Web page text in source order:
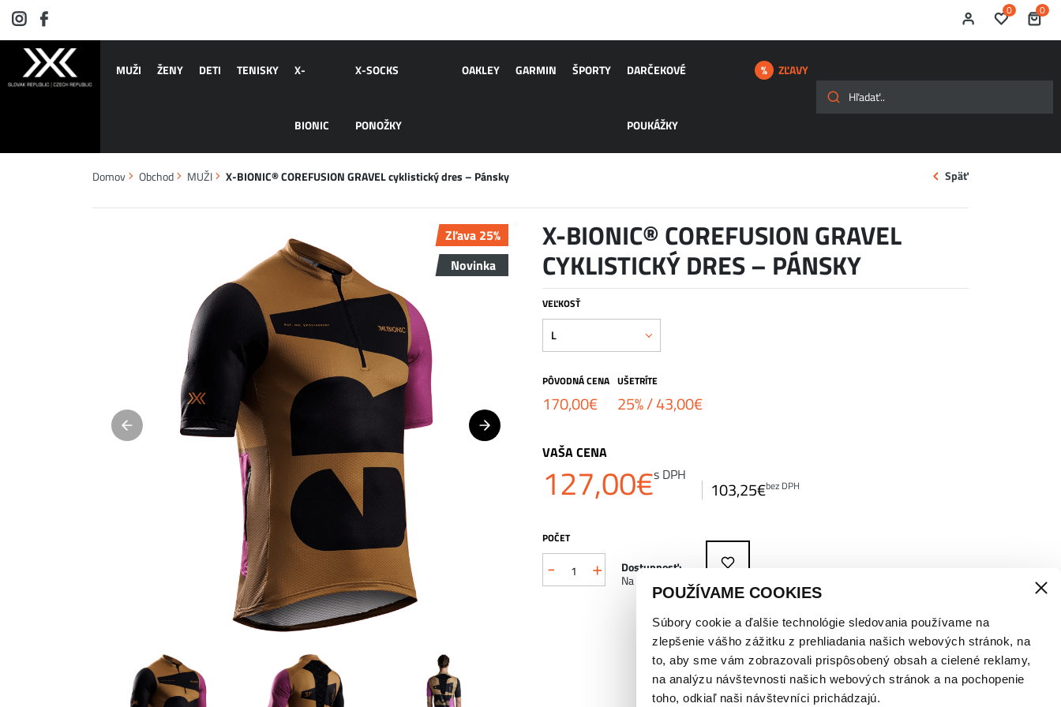
POUŽÍVAME COOKIES
Súbory cookie a ďalšie technológie sledovania používame na
zlepšenie vášho zážitku z prehliadania našich webových stránok, na
to, aby sme vám zobrazovali prispôsobený obsah a cielené reklamy,
na analýzu návštevnosti našich webových stránok a na pochopenie
toho, odkiaľ naši návštevníci prichádzajú.
0 0
MUŽI ŽENY DETI TENISKY X-
BIONIC
X-SOCKS
PONOŽKY
OAKLEY GARMIN ŠPORTY DARČEKOVÉ
POUKÁŽKY
ZĽAVY
Domov Obchod MUŽI X-BIONIC® COREFUSION GRAVEL cyklistický dres – Pánsky Späť
Zľava 25%
Novinka
X-BIONIC® COREFUSION GRAVEL
CYKLISTICKÝ DRES – PÁNSKY
VEĽKOSŤ
L
PÔVODNÁ CENA
170,00€
UŠETRÍTE
25% /43,00€
VAŠA CENA
127,00€s DPH
103,25€bez DPH
POČET
-
množstvo+
Dostupnosť:
Na sklade